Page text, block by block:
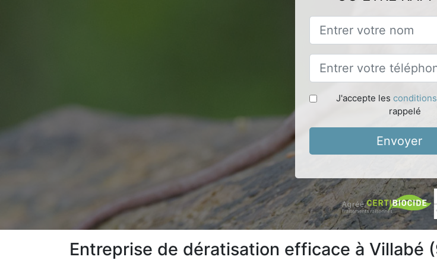
J'accepte les conditions
rappelé
Envoyer
Entreprise de dératisation efficace à Villabé